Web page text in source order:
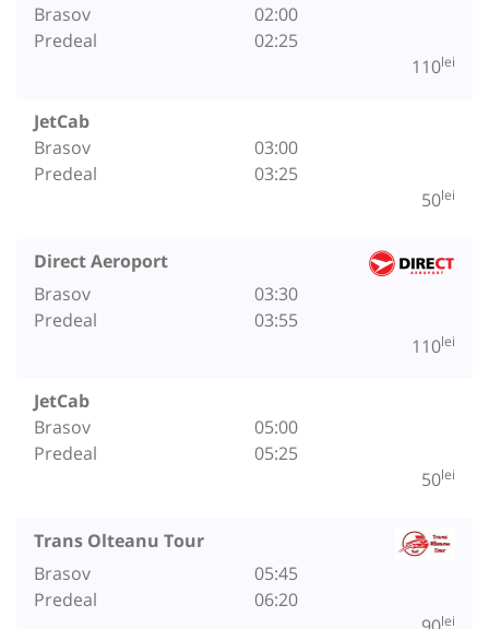
Brasov
Predeal
02:00
02:25
110lei
JetCab
Brasov
Predeal
03:00
03:25
50lei
Direct Aeroport
Brasov
Predeal
03:30
03:55
110lei
JetCab
Brasov
Predeal
05:00
05:25
50lei
Trans Olteanu Tour
Brasov
Predeal
05:45
06:20
lei